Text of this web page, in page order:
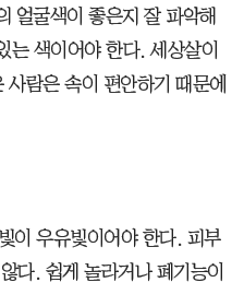
얼굴색이 좋은지 잘 파악해
는 색이어야 한다. 세상살이
람은 속이 편안하기 때문에
이 우유빛이어야 한다. 피부
다. 쉽게 놀라거나 폐기능이